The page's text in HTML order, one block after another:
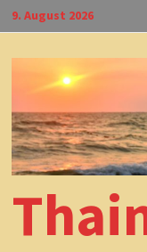
Zum
Inhalt
springen
9. August 2026